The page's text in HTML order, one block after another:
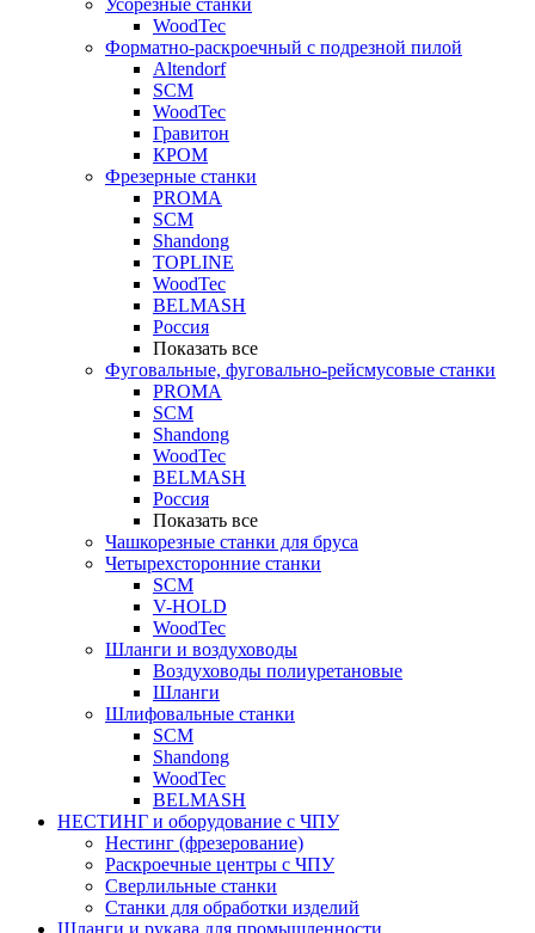
Усорезные станки
WoodTec
Форматно-раскроечный с подрезной пилой
Altendorf
SCM
WoodTec
Гравитон
КРОМ
Фрезерные станки
PROMA
SCM
Shandong
TOPLINE
WoodTec
BELMASH
Россия
Показать все
Фуговальные, фуговально-рейсмусовые станки
PROMA
SCM
Shandong
WoodTec
BELMASH
Россия
Показать все
Чашкорезные станки для бруса
Четырехсторонние станки
SCM
V-HOLD
WoodTec
Шланги и воздуховоды
Воздуховоды полиуретановые
Шланги
Шлифовальные станки
SCM
Shandong
WoodTec
BELMASH
НЕСТИНГ и оборудование с ЧПУ
Нестинг (фрезерование)
Раскроечные центры с ЧПУ
Сверлильные станки
Станки для обработки изделий